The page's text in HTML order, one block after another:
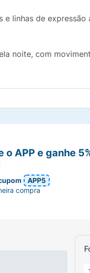
e linhas de
noite, com
o APP e ganhe
APP5
compra